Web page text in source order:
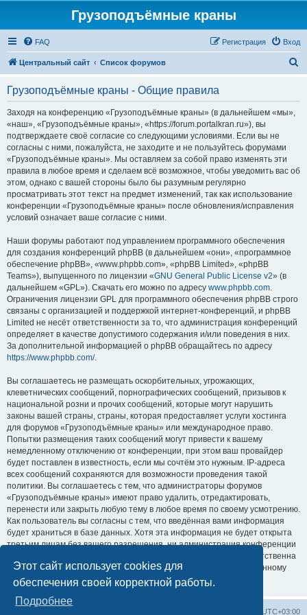
Этот сайт использует cookies для
обеспечения своей корректной работы.
Подробнее
Грузоподъёмные краны
FAQ Вход
Регистрация
Центральный сайт Список форумов
Грузоподъёмные краны - Общие правила
Заходя на конференцию «Грузоподъёмные краны» (в дальнейшем «мы»,
«наш», «Грузоподъёмные краны», «https://forum.portalkran.ru»), вы
подтверждаете своё согласие со следующими условиями. Если вы не
согласны с ними, пожалуйста, не заходите и не пользуйтесь форумами
«Грузоподъёмные краны». Мы оставляем за собой право изменять эти
правила в любое время и сделаем всё возможное, чтобы уведомить вас об
этом, однако с вашей стороны было бы разумным регулярно
просматривать этот текст на предмет изменений, так как использование
конференции «Грузоподъёмные краны» после обновления/исправления
условий означает ваше согласие с ними.
Наши форумы работают под управлением программного обеспечения
для создания конференций phpBB (в дальнейшем «они», «программное
обеспечение phpBB», «www.phpbb.com», «phpBB Limited», «phpBB
Teams»), выпущенного по лицензии «GNU General Public License v2» (в
дальнейшем «GPL»). Скачать его можно по адресу www.phpbb.com.
Ограничения лицензии GPL для программного обеспечения phpBB строго
связаны с организацией и поддержкой интернет-конференций, и phpBB
Limited не несёт ответственности за то, что администрация конференций
определяет в качестве допустимого содержания и/или поведения в них.
За дополнительной информацией о phpBB обращайтесь по адресу
https://www.phpbb.com/.
Вы соглашаетесь не размещать оскорбительных, угрожающих,
клеветнических сообщений, порнографических сообщений, призывов к
национальной розни и прочих сообщений, которые могут нарушить
законы вашей страны, страны, которая предоставляет услуги хостинга
для форумов «Грузоподъёмные краны» или международное право.
Попытки размещения таких сообщений могут привести к вашему
немедленному отключению от конференции, при этом ваш провайдер
будет поставлен в известность, если мы сочтём это нужным. IP-адреса
всех сообщений сохраняются для возможности проведения такой
политики. Вы соглашаетесь с тем, что администраторы форумов
«Грузоподъёмные краны» имеют право удалить, отредактировать,
перенести или закрыть любую тему в любое время по своему усмотрению.
Как пользователь вы согласны с тем, что введённая вами информация
будет храниться в базе данных. Хотя эта информация не будет открыта
третьим лицам без вашего разрешения, ни администрация конференции
«Грузоподъёмные краны», ни phpBB Limited не может быть ответственна
за действия хакеров, которые могут привести к несанкционированному
доступу к ней.
UTC+03:00